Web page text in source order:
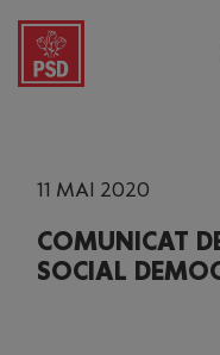
11 MAI 2020
COMUNICAT
SOCIAL